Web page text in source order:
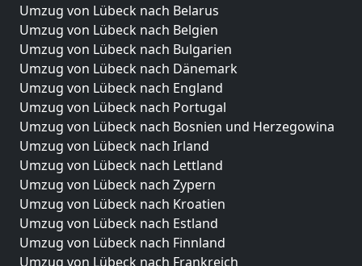
Umzug von Lübeck nach Belarus
Umzug von Lübeck nach Belgien
Umzug von Lübeck nach Bulgarien
Umzug von Lübeck nach Dänemark
Umzug von Lübeck nach England
Umzug von Lübeck nach Portugal
Umzug von Lübeck nach Bosnien und Herzegowina
Umzug von Lübeck nach Irland
Umzug von Lübeck nach Lettland
Umzug von Lübeck nach Zypern
Umzug von Lübeck nach Kroatien
Umzug von Lübeck nach Estland
Umzug von Lübeck nach Finnland
Umzug von Lübeck nach Frankreich